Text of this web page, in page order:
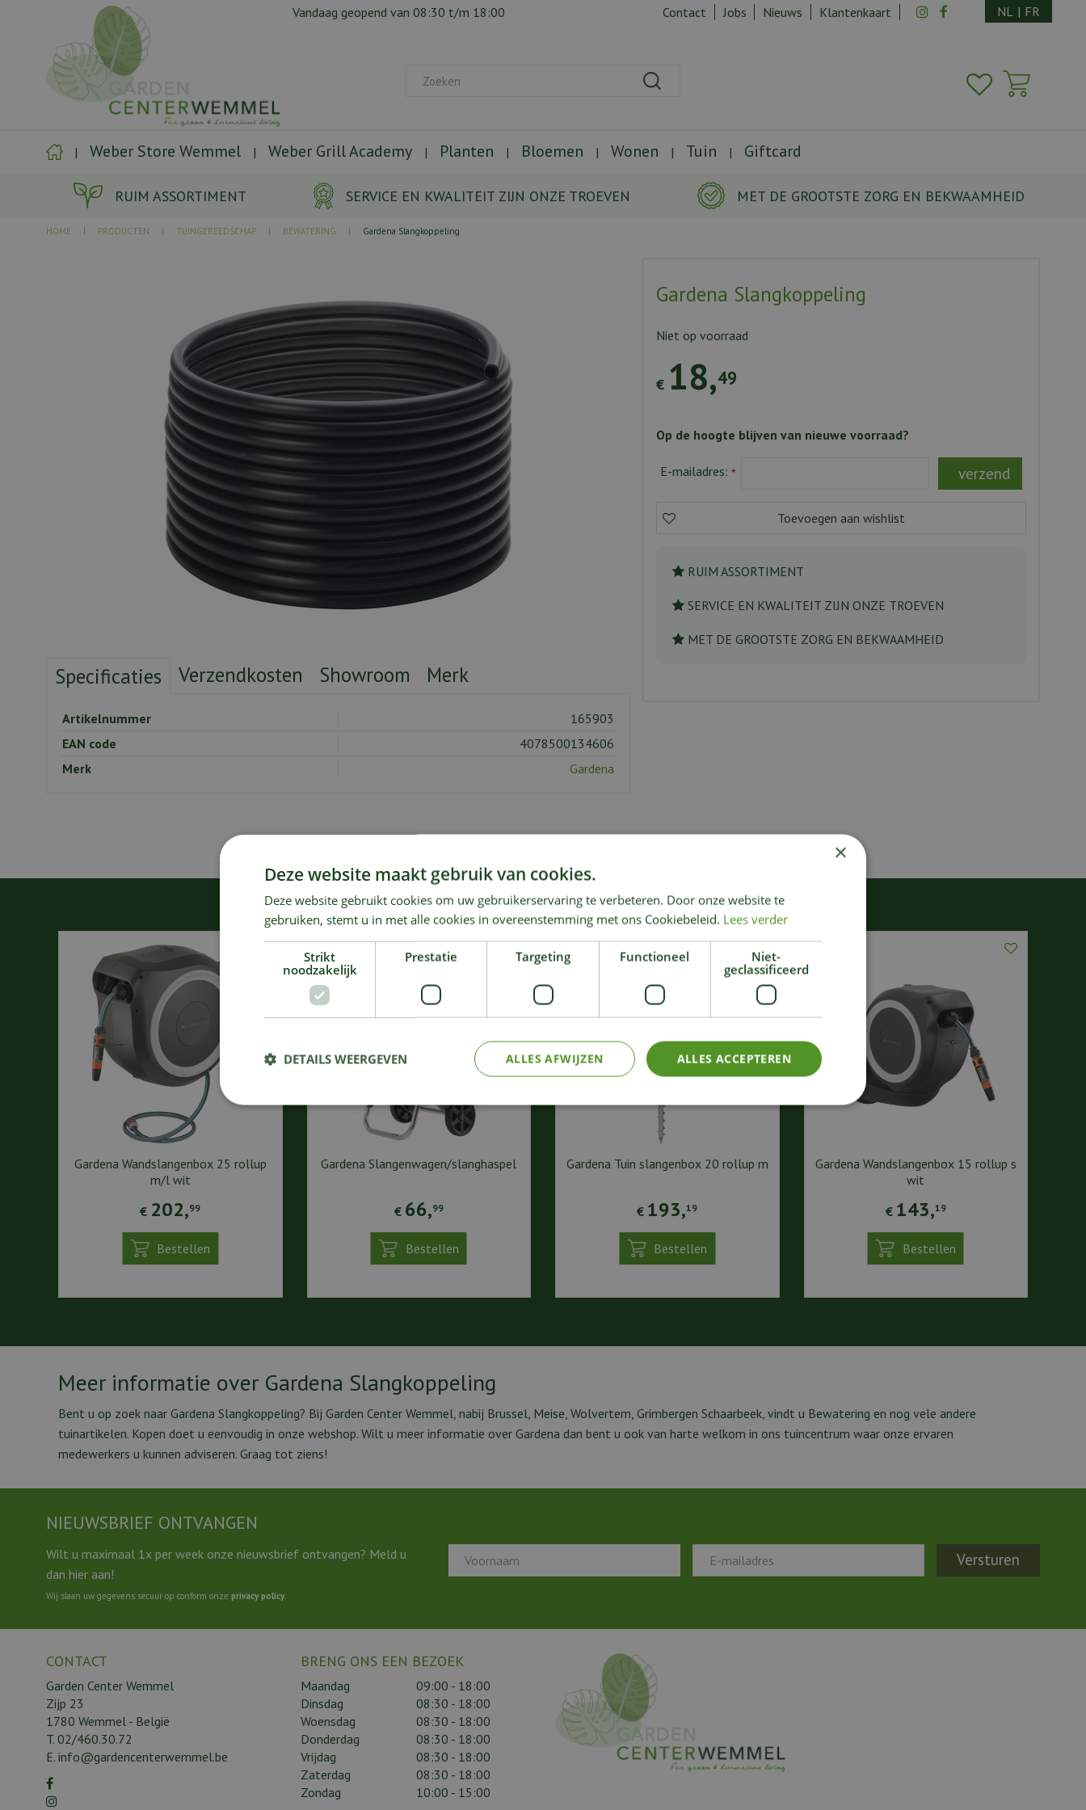
RUIM ASSORTIMENT SERVICE EN KWALITEIT ZIJN ONZE TROEVEN MET DE GROOTSTE ZORG EN BEKWAAMHEID
HOME PRODUCTEN TUINGEREEDSCHAP BEWATERING Gardena Slangkoppeling
Vandaag geopend van 08:30 t/m 18:00 Contact Jobs Nieuws Klantenkaart NL | FR
Weber Store Wemmel Weber Grill Academy Planten Bloemen Wonen Tuin Giftcard
Gardena Slangkoppeling
€ 18,49
Niet op voorraad
Op de hoogte blijven van nieuwe voorraad?
E-mailadres: *
RUIM ASSORTIMENT
SERVICE EN KWALITEIT ZIJN ONZE TROEVEN
MET DE GROOTSTE ZORG EN BEKWAAMHEID
Specificaties Verzendkosten Showroom Merk
Artikelnummer
165903
EAN code
4078500134606
Merk
Gardena
KIJK OOK EENS NAAR:
Gardena Wandslangenbox 25 rollup
m/l wit
€ 202,99
Bestellen
Gardena Slangenwagen/slanghaspel
€ 66,99
Bestellen
Gardena Tuin slangenbox 20 rollup m
€ 193,19
Bestellen
Gardena Wandslangenbox 15 rollup s
wit
€ 143,19
Bestellen
Meer informatie over Gardena Slangkoppeling
Bent u op zoek naar Gardena Slangkoppeling? Bij Garden Center Wemmel, nabij Brussel, Meise, Wolvertem, Grimbergen Schaarbeek, vindt u Bewatering en nog vele andere
tuinartikelen. Kopen doet u eenvoudig in onze webshop. Wilt u meer informatie over Gardena dan bent u ook van harte welkom in ons tuincentrum waar onze ervaren
medewerkers u kunnen adviseren. Graag tot ziens!
NIEUWSBRIEF ONTVANGEN
Wilt u maximaal 1x per week onze nieuwsbrief ontvangen? Meld u
dan hier aan!
Wij slaan uw gegevens secuur op conform onze privacy policy
CONTACT
Garden Center Wemmel
Zijp 23
1780 Wemmel - België
T. 02/460.30.72
E. info@gardencenterwemmel.be
BRENG ONS EEN BEZOEK
Maandag
09:00 - 18:00
Dinsdag
08:30 - 18:00
Woensdag
08:30 - 18:00
Donderdag
08:30 - 18:00
Vrijdag
08:30 - 18:00
Zaterdag
08:30 - 18:00
Zondag
10:00 - 15:00
×
Deze website maakt gebruik van cookies.
Deze website gebruikt cookies om uw gebruikerservaring te verbeteren. Door onze website te
gebruiken, stemt u in met alle cookies in overeenstemming met ons Cookiebeleid. Lees verder
Strikt
noodzakelijk
Prestatie Targeting Functioneel
Niet-
geclassificeerd
ALLES ACCEPTEREN
ALLES AFWIJZEN
DETAILS WEERGEVEN